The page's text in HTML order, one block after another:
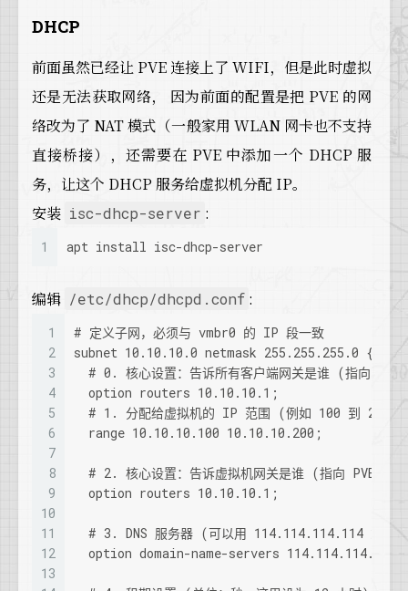
DHCP
前面虽然已经让 PVE 连接上了 WIFI，但是此时虚拟
还是无法获取网络， 因为前面的配置是把 PVE 的网
络改为了 NAT 模式（一般家用 WLAN 网卡也不支持
直接桥接），还需要在 PVE 中添加一个 DHCP 服
务，让这个 DHCP 服务给虚拟机分配 IP。
安装 isc-dhcp-server :
1 apt install isc-dhcp-server
编辑 /etc/dhcp/dhcpd.conf :
1
2
3
4
5
6
7
8
9
10
11
12
13
# 定义子网，必须与 vmbr0 的 IP 段一致
subnet 10.10.10.0 netmask 255.255.255.0 {
# 0. 核心设置：告诉所有客户端网关是谁 (指向
  option routers 10.10.10.1;
  # 1. 分配给虚拟机的 IP 范围 (例如 100 到 200)
  range 10.10.10.100 10.10.10.200;
# 2. 核心设置：告诉虚拟机网关是谁 (指向 PVE 的
  option routers 10.10.10.1;
# 3. DNS 服务器 (可以用 114.114.114.114 或
option domain-name-servers